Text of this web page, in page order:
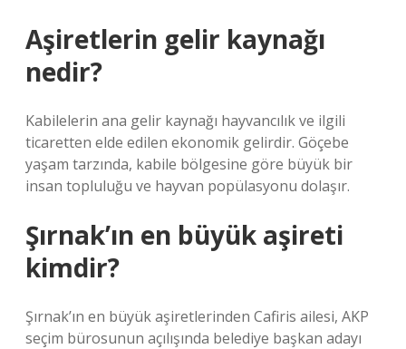
Aşiretlerin gelir kaynağı
nedir?
Kabilelerin ana gelir kaynağı hayvancılık ve ilgili
ticaretten elde edilen ekonomik gelirdir. Göçebe
yaşam tarzında, kabile bölgesine göre büyük bir
insan topluluğu ve hayvan popülasyonu dolaşır.
Şırnak’ın en büyük aşireti
kimdir?
Şırnak’ın en büyük aşiretlerinden Cafiris ailesi, AKP
seçim bürosunun açılışında belediye başkan adayı